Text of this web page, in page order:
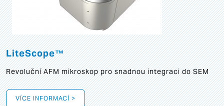
LiteScope™
Revoluční AFM mikroskop pro snadnou integraci do SEM
VÍCE INFORMACÍ >